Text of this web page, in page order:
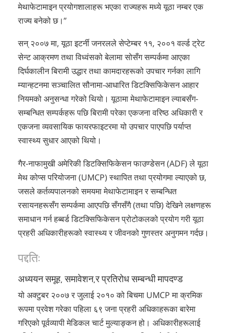
मेथाफेटामाइन प्रयोगशालाहरू भएका राज्यहरू मध्ये यूठा नम्बर एक
राज्य बनेको छ।”
सन् २००७ मा, यूठा इटर्नी जनरलले सेप्टेम्बर ११, २००१ वर्ल्ड ट्रेट
सेन्ट आक्रमण तथा विध्वंसको बेलामा सोसँग सम्पर्कमा आएका
दिर्घकालीन बिरामी उद्धार तथा कामदारहरूको उपचार गर्नका लागि
म्यान्हटनमा सञ्चालित सौनामा-आधारित डिटक्सिफिकेसन आहार
नियमको अनुसन्धा गरेको थियो। यूठामा मेथाफेटामाइन ल्याबसँग-
सम्बन्धित सम्पर्कहरू पछि बिरामी परेका एकजना वरिष्ठ अधिकारी र
एकजना व्यवसायिक फायरफाइटरमा यो उपचार पाएपछि पर्याप्त
स्वास्थ्य सुधार आएको थियो।
गैर-नाफामुखी अमेरिकी डिटक्सिफिकेसन फाउण्डेसन (ADF) ले यूठा
मेथ कोप्स परियोजना (UMCP) स्थापित तथा प्रयोगमा ल्याएको छ,
जसले कर्तव्यपालनको समयमा मेथाफेटामाइन र सम्बन्धित
रसायनहरूसँग सम्पर्कमा आएपछि सँगसँगै (तथा पछि) देखिने लक्षणहरू
समाधान गर्न हब्बर्ड डिटक्सिफिकेसन प्रोटोकलको प्रयोग गरी यूठा
प्रहरी अधिकारीहरूको स्वास्थ्य र जीवनको गुणस्तर अनुगमन गर्दछ।
पद्दति:
अध्ययन समूह, समावेशन,र प्रतिरोध सम्बन्धी मापदण्ड
यो अक्टुबर २००७ र जुलाई २०१० को बिचमा UMCP मा क्रमिक
रूपमा प्रवेश गरेका पहिला ६९ जना प्रहरी अधिकाहरूका बारेमा
गरिएको पूर्वव्यापी मेडिकल चार्ट मुल्याङ्कन हो। अधिकारीहरूलाई